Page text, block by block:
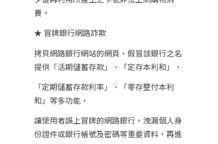
費。
★ 冒牌銀行網路詐欺
拷貝網路銀行網站的網頁，假冒該銀行之名
提供「活期儲蓄存款」、「定存本利和」、
「定期儲蓄存款利率」、「零存整付本利
和」等多功能，
讓使用者誤上冒牌的網路銀行，洩漏個人身
份證件或銀行帳號及密碼等重要資料，再進